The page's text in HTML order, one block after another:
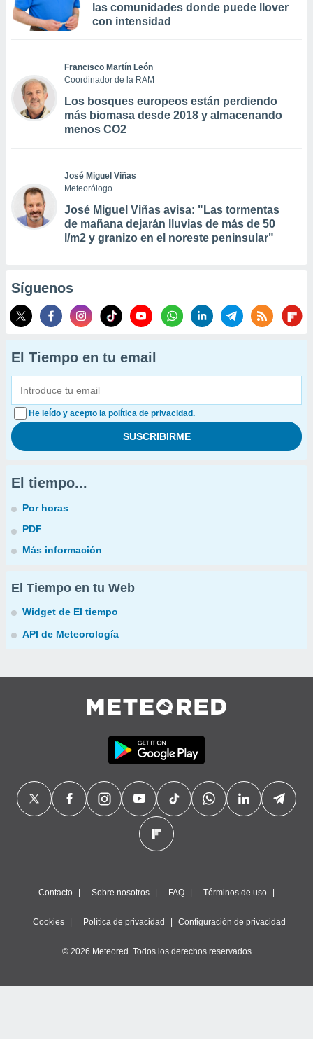
las comunidades donde puede llover
con intensidad
Francisco Martín León
Coordinador de la RAM
Los bosques europeos están perdiendo
más biomasa desde 2018 y almacenando
menos CO2
José Miguel Viñas
Meteorólogo
José Miguel Viñas avisa: "Las tormentas
de mañana dejarán lluvias de más de 50
l/m2 y granizo en el noreste peninsular"
Síguenos
El Tiempo en tu email
He leído y acepto la política de privacidad.
El tiempo...
Por horas
PDF
Más información
El Tiempo en tu Web
Widget de El tiempo
API de Meteorología
Contacto Sobre nosotros FAQ Términos de uso
Cookies Política de privacidad Configuración de privacidad
© 2026 Meteored. Todos los derechos reservados